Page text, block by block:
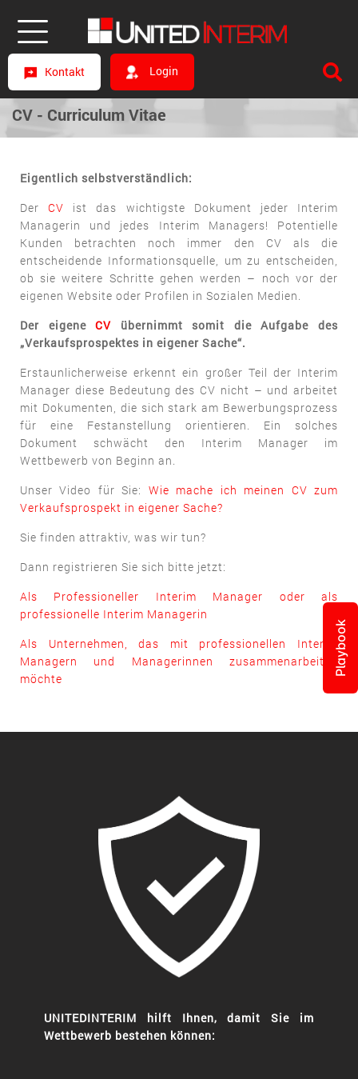
Kontakt Login
CV - Curriculum Vitae
Eigentlich selbstverständlich:
Der CV ist das wichtigste Dokument jeder Interim
Managerin und jedes Interim Managers! Potentielle
Kunden betrachten noch immer den CV als die
entscheidende Informationsquelle, um zu entscheiden,
ob sie weitere Schritte gehen werden – noch vor der
eigenen Website oder Profilen in Sozialen Medien.
Der eigeneCV übernimmt somit die Aufgabe des
„Verkaufsprospektes in eigener Sache“.
Erstaunlicherweise erkennt ein großer Teil der Interim
Manager diese Bedeutung des CV nicht – und arbeitet
mit Dokumenten, die sich stark am Bewerbungsprozess
für eine Festanstellung orientieren. Ein solches
Dokument schwächt den Interim Manager im
Wettbewerb von Beginn an.
Unser Video für Sie: Wie mache ich meinen CV zum
Verkaufsprospekt in eigener Sache?
Sie finden attraktiv, was wir tun?
Dann registrieren Sie sich bitte jetzt:
Als Professioneller Interim Manager oder als
professionelle Interim Managerin
Als Unternehmen, das mit professionellen Interim
Managern und Managerinnen zusammenarbeiten
möchte
UNITEDINTERIM hilft Ihnen, damit Sie im
Wettbewerb bestehen können:
Playbook